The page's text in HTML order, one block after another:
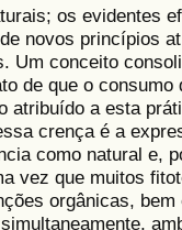
os evidentes
novos princípios
Um conceito
de que o
atribuído a esta
crença é a
como natural e,
vez que muitos
orgânicas,